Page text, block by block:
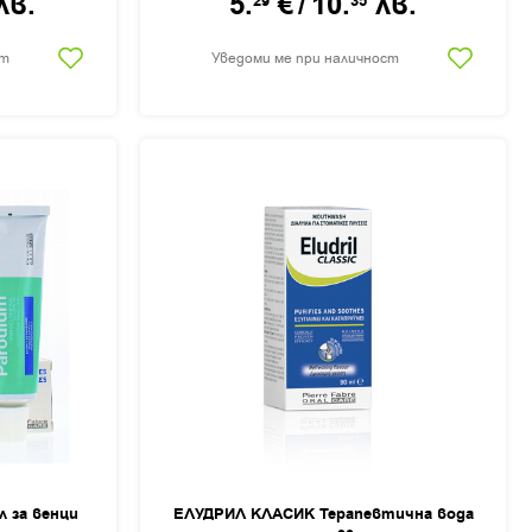
Уведоми ме при наличност
за венци
ЕЛУДРИЛ КЛАСИК Терапевтична вода